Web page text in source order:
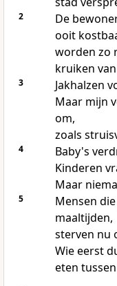
2
De
ooit
worden zo
kruiken
3
Jakhalzen
Maar mijn
om,
zoals
4
Baby's
Kinderen
Maar
5
Mensen
maaltijden,
sterven nu
Wie eerst
eten